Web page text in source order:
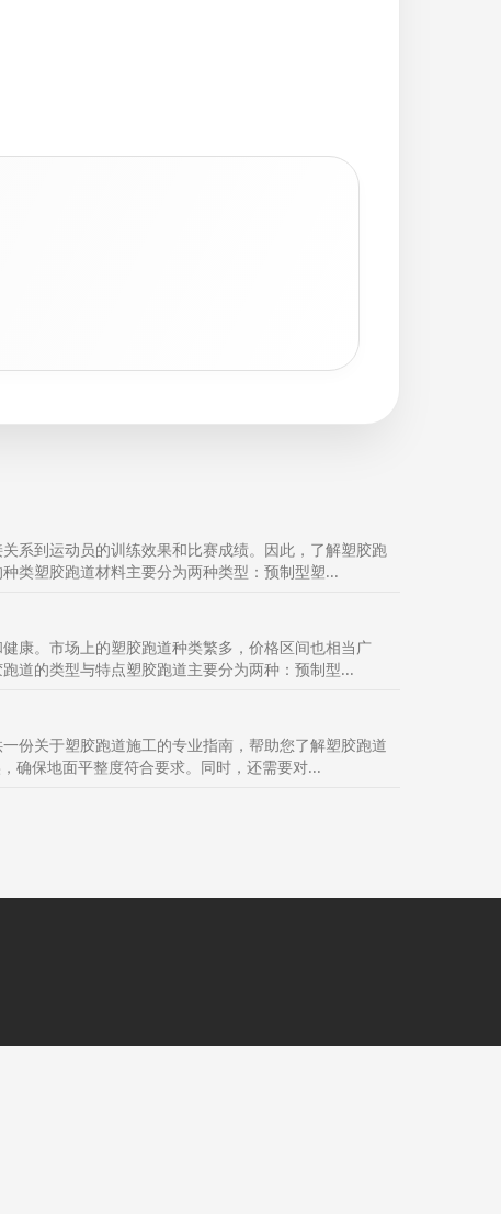
系到运动员的训练效果和比赛成绩。因此，了解塑胶跑
类塑胶跑道材料主要分为两种类型：预制型塑...
康。市场上的塑胶跑道种类繁多，价格区间也相当广
道的类型与特点塑胶跑道主要分为两种：预制型...
份关于塑胶跑道施工的专业指南，帮助您了解塑胶跑道
确保地面平整度符合要求。同时，还需要对...